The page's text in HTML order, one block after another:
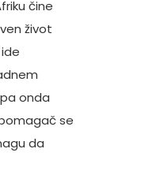
čine
život
onda
se
da